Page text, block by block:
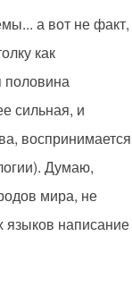
а вот не факт,
как
половина
сильная, и
воспринимается
Думаю,
мира, не
языков написание